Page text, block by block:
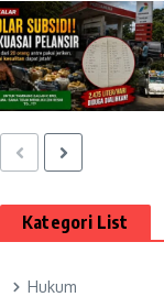
Kategori List
Hukum